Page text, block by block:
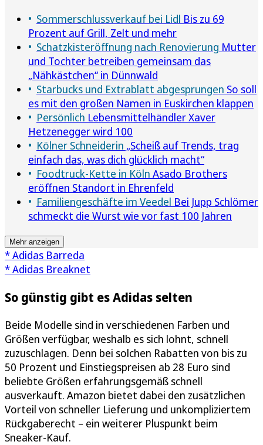
Sommerschlussverkauf bei Lidl Bis zu 69
Prozent auf Grill, Zelt und mehr
Schatzkisteröffnung nach Renovierung Mutter
und Tochter betreiben gemeinsam das
„Nähkästchen“ in Dünnwald
Starbucks und Extrablatt abgesprungen So soll
es mit den großen Namen in Euskirchen klappen
Persönlich Lebensmittelhändler Xaver
Hetzenegger wird 100
Kölner Schneiderin „Scheiß auf Trends, trag
einfach das, was dich glücklich macht“
Foodtruck-Kette in Köln Asado Brothers
eröffnen Standort in Ehrenfeld
Familiengeschäfte im Veedel Bei Jupp Schlömer
schmeckt die Wurst wie vor fast 100 Jahren
Mehr anzeigen
* Adidas Barreda
* Adidas Breaknet
So günstig gibt es Adidas selten
Beide Modelle sind in verschiedenen Farben und
Größen verfügbar, weshalb es sich lohnt, schnell
zuzuschlagen. Denn bei solchen Rabatten von bis zu
50 Prozent und Einstiegspreisen ab 28 Euro sind
beliebte Größen erfahrungsgemäß schnell
ausverkauft. Amazon bietet dabei den zusätzlichen
Vorteil von schneller Lieferung und unkompliziertem
Rückgaberecht – ein weiterer Pluspunkt beim
Sneaker-Kauf.